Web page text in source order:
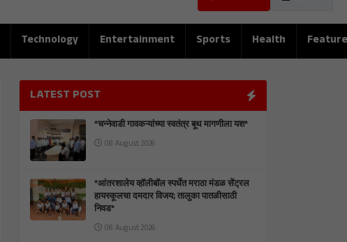
Technology Entertainment Sports Health Feature
LATEST POST
*चन्नेवाडी गावकऱ्यांच्या स्वतंत्र बूथ मागणीला यश*
08 August 2026
*आंतरशालेय व्हॉलीबॉल स्पर्धेत मराठा मंडळ सेंट्रल
हायस्कूलचा दमदार विजय; तालुका पातळीसाठी
निवड*
08 August 2026